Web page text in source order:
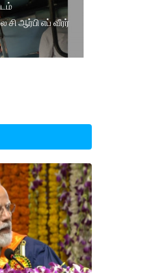
ஆர்பி எப் வீரர்